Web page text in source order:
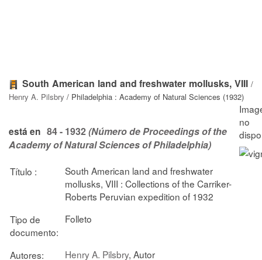
South American land and freshwater mollusks, VIII /
Henry A. Pilsbry / Philadelphia : Academy of Natural Sciences (1932)
está en 84 - 1932(Número de Proceedings of the
Academy of Natural Sciences of Philadelphia)
Título :
South American land and freshwater
mollusks, VIII : Collections of the Carriker-
Roberts Peruvian expedition of 1932
Tipo de
documento:
Folleto
Autores: Henry A. Pilsbry, Autor